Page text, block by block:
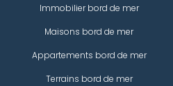
Immobilier bord de mer
Maisons bord de mer
Appartements bord de mer
Terrains bord de mer